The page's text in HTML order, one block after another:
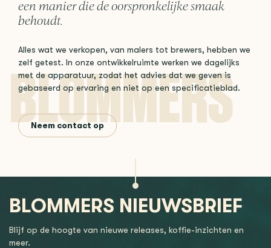
een manier die de oorspronkelijke smaak
behoudt.
Alles wat we verkopen, van malers tot brewers, hebben we
zelf getest. In onze ontwikkelruimte werken we dagelijks
met de apparatuur, zodat het advies dat we geven is
gebaseerd op ervaring en niet op een specificatieblad.
Neem contact op
BLOMMERS NIEUWSBRIEF
Blijf op de hoogte van nieuwe releases, koffie-inzichten en
meer.